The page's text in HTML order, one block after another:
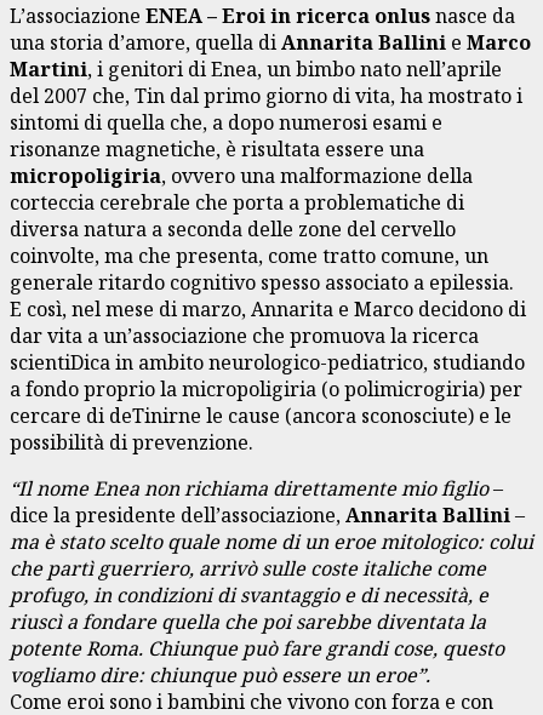
L’associazione ENEA – Eroi in ricerca onlusnasce da
una storia d’amore, quella diAnnarita Ballini e Marco
Martini, i genitori di Enea, un bimbo nato nell’aprile
del 2007 che, Tin dal primo giorno di vita, ha mostrato i
sintomi di quella che, a dopo numerosi esami e
risonanze magnetiche, è risultata essere una
micropoligiria, ovvero una malformazione della
corteccia cerebrale che porta a problematiche di
diversa natura a seconda delle zone del cervello
coinvolte, ma che presenta, come tratto comune, un
generale ritardo cognitivo spesso associato a epilessia.
E così, nel mese di marzo, Annarita e Marco decidono di
dar vita a un’associazione che promuova la ricerca
scientiDica in ambito neurologico-pediatrico, studiando
a fondo proprio la micropoligiria (o polimicrogiria) per
cercare di deTinirne le cause (ancora sconosciute) e le
possibilità di prevenzione.
“Il nome Enea non richiama direttamente mio figlio–
dice la presidente dell’associazione,Annarita Ballini–
ma è stato scelto quale nome di un eroe mitologico: colui
che partì guerriero, arrivò sulle coste italiche come
profugo, in condizioni di svantaggio e di necessità, e
riuscì a fondare quella che poi sarebbe diventata la
potente Roma. Chiunque può fare grandi cose, questo
vogliamo dire: chiunque può essere un eroe”.
Come eroi sono i bambini che vivono con forza e con